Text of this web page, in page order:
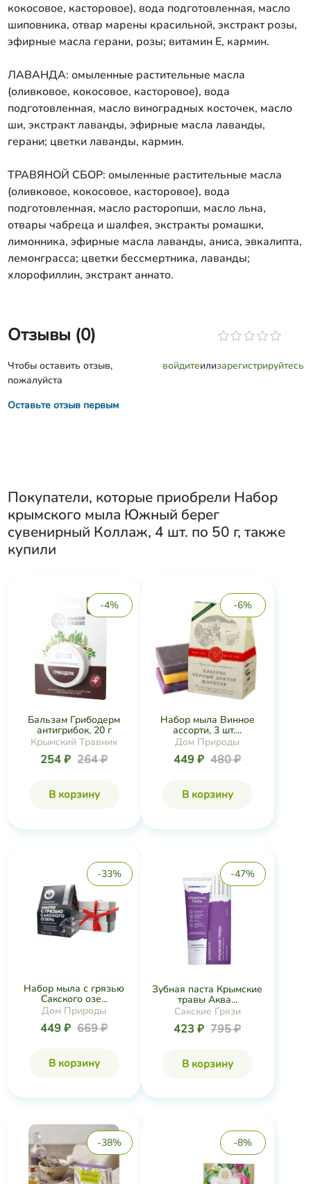
кокосовое, касторовое), вода подготовленная, масло
шиповника, отвар марены красильной, экстракт розы,
эфирные масла герани, розы; витамин Е, кармин.
ЛАВАНДА: омыленные растительные масла
(оливковое, кокосовое, касторовое), вода
подготовленная, масло виноградных косточек, масло
ши, экстракт лаванды, эфирные масла лаванды,
герани; цветки лаванды, кармин.
ТРАВЯНОЙ СБОР: омыленные растительные масла
(оливковое, кокосовое, касторовое), вода
подготовленная, масло расторопши, масло льна,
отвары чабреца и шалфея, экстракты ромашки,
лимонника, эфирные масла лаванды, аниса, эвкалипта,
лемонграсса; цветки бессмертника, лаванды;
хлорофиллин, экстракт аннато.
Отзывы (0)
Чтобы оставить отзыв,
пожалуйста
войдитеилизарегистрируйтесь
Оставьте отзыв первым
Покупатели, которые приобрели Набор
крымского мыла Южный берег
сувенирный Коллаж, 4 шт. по 50 г, также
купили
-4%
Бальзам Грибодерм
антигрибок, 20 г
Крымский Травник
254 ₽ 264 ₽
В корзину
-6%
Набор мыла Винное
ассорти, 3 шт....
Дом Природы
449 ₽ 480 ₽
В корзину
-33%
Набор мыла с грязью
Сакского озе...
Дом Природы
449 ₽ 669 ₽
В корзину
-47%
Зубная паста Крымские
травы Аква...
Сакские Грязи
423 ₽ 795 ₽
В корзину
-38% -8%